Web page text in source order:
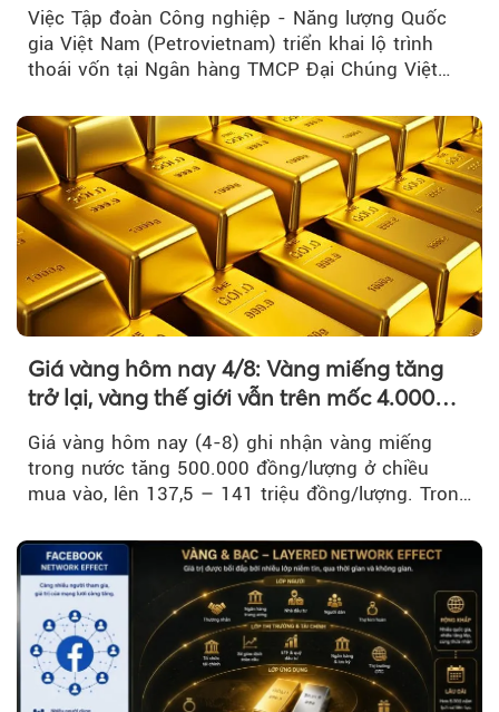
Việc Tập đoàn Công nghiệp - Năng lượng Quốc
gia Việt Nam (Petrovietnam) triển khai lộ trình
thoái vốn tại Ngân hàng TMCP Đại Chúng Việt
Giá vàng hôm nay 4/8: Vàng miếng tăng
trở lại, vàng thế giới vẫn trên mốc 4.000
Giá vàng hôm nay (4-8) ghi nhận vàng miếng
trong nước tăng 500.000 đồng/lượng ở chiều
mua vào, lên 137,5 – 141 triệu đồng/lượng. Trong
trì trên ngưỡng 4.000 USD/ounce.